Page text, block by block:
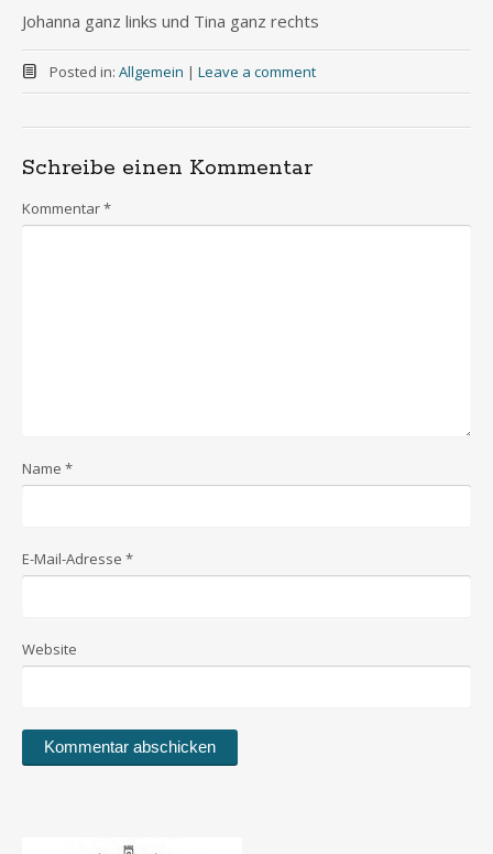
Johanna ganz links und Tina ganz rechts
Posted in: Allgemein | Leave a comment
Schreibe einen Kommentar
Kommentar*
Name *
E-Mail-Adresse *
Website